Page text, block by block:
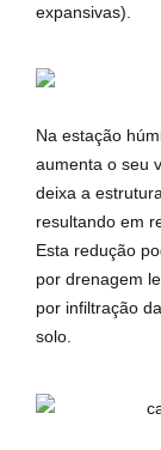
expansivas).
Na estação
aumenta o seu
deixa a
resultando em
Esta redução
por drenagem
por infiltração
solo.